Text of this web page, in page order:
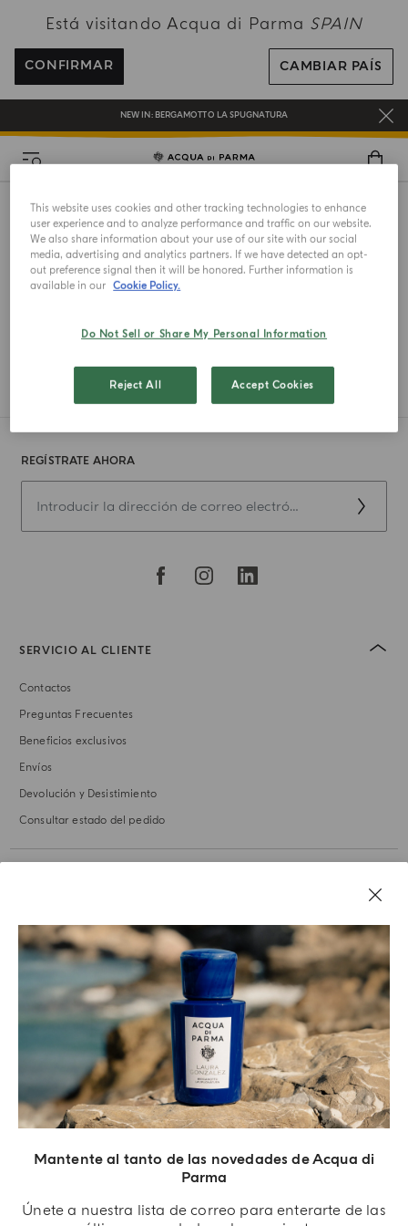
Está visitando Acqua di Parma SPAIN
CONFIRMAR CAMBIAR PAÍS
ENVÍO GRATUITO EN PEDIDOS SUPERIORES A 120€
REGÍSTRATE Y DISFRUTA DE UN MUNDO DE BENEFICIOS
REGALO EN TODOS LOS PEDIDOS SUPERIORES A 180€
NEW IN: BERGAMOTTO LA SPUGNATURA
Mantente al tanto de las novedades de Acqua di
Parma
Únete a nuestra lista de correo para enterarte de las
UN REGALO PARA TI
180 €
REGÍSTRATE AHORA
SERVICIO AL CLIENTE
Contactos
Preguntas Frecuentes
Beneficios exclusivos
Envíos
Devolución y Desistimiento
Consultar estado del pedido
This website uses cookies and other tracking technologies to enhance
user experience and to analyze performance and traffic on our website.
We also share information about your use of our site with our social
media, advertising and analytics partners. If we have detected an opt-
out preference signal then it will be honored. Further information is
available in our Cookie Policy.
Do Not Sell or Share My Personal Information
Reject All Accept Cookies